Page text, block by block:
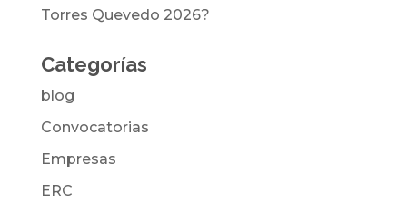
Torres Quevedo 2026?
Categorías
blog
Convocatorias
Empresas
ERC